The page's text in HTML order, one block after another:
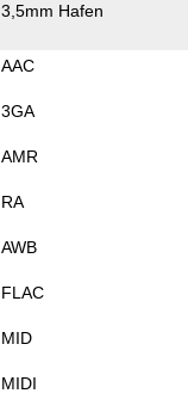
3,5mm Hafen
AAC
3GA
AMR
RA
AWB
FLAC
MID
MIDI